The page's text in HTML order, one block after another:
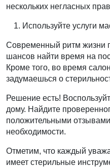
нескольких негласных
Используйте услуги
Современный ритм жизни
шансов найти время на
Кроме того, во время
задумаешься о
Решение есть!
дому. Найдите
положительными
необходимости.
Отметим, что каждый
имеет стерильные